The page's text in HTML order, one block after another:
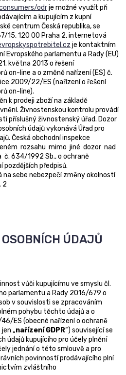
odrje možné využít při
a kupujícím z kupní
centrum Česká republika, se
15, 120 00 Praha 2, internetová
je kontaktním
Evropského parlamentu a Rady (EU)
května 2013 o řešení
on-line a o změně nařízení (ES) č.
2009/22/ES (nařízení o řešení
on-line).
k prodeji zboží na základě
Živnostenskou kontrolu provádí
příslušný živnostenský úřad. Dozor
údajů vykonává Úřad pro
Česká obchodní inspekce
rozsahu mimo jiné dozor nad
č. 634/1992 Sb., o ochraně
pozdějších předpisů.
na sebe nebezpečí změny okolností
2
ÚDAJŮ
vůči kupujícímu ve smyslu čl.
parlamentu a Rady 2016/679 o
v souvislosti se zpracováním
pohybu těchto údajů a o
ES (obecné nařízení o ochraně
„nařízení GDPR“) související se
údajů kupujícího pro účely plnění
jednání o této smlouvě a pro
povinností prodávajícího plní
zvláštního